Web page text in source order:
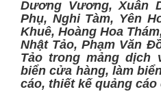
Dương Vương, Xuân
Phụ, Nghi Tàm, Yên
Khuê, Hoàng Hoa
Nhật Tảo, Phạm Văn
Tảo trong mảng dịch
biển cửa hàng, làm
cáo, thiết kế quảng cáo